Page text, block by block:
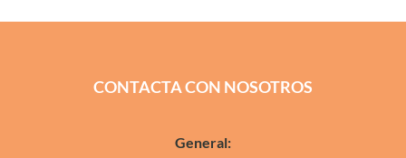
CONTACTA CON NOSOTROS
General: